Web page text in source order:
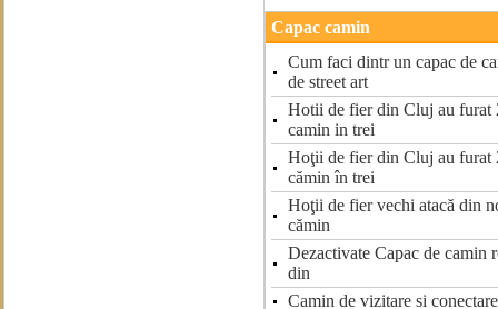
Capac camin
Cum faci dintr un capac de
de street art
Hotii de fier din Cluj au furat
camin in trei
Hoţii de fier din Cluj au furat
cămin în trei
Hoţii de fier vechi atacă din
cămin
Dezactivate Capac de camin
din
Camin de vizitare si